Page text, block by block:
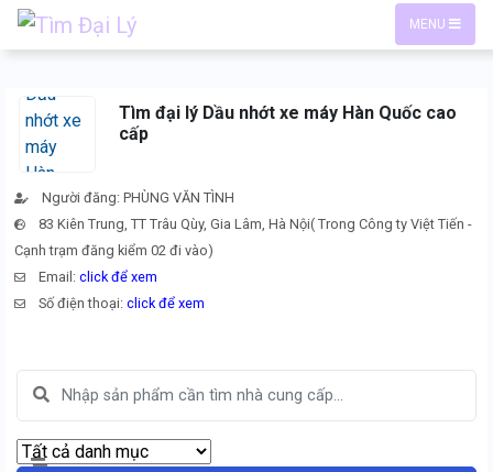
MENU
Tìm đại lý Dầu nhớt xe máy Hàn Quốc cao
cấp
Người đăng: PHÙNG VĂN TÌNH
83 Kiên Trung, TT Trâu Qùy, Gia Lâm, Hà Nội( Trong Công ty Việt Tiến -
Cạnh trạm đăng kiểm 02 đi vào)
Email:click để xem
Số điện thoại:click để xem